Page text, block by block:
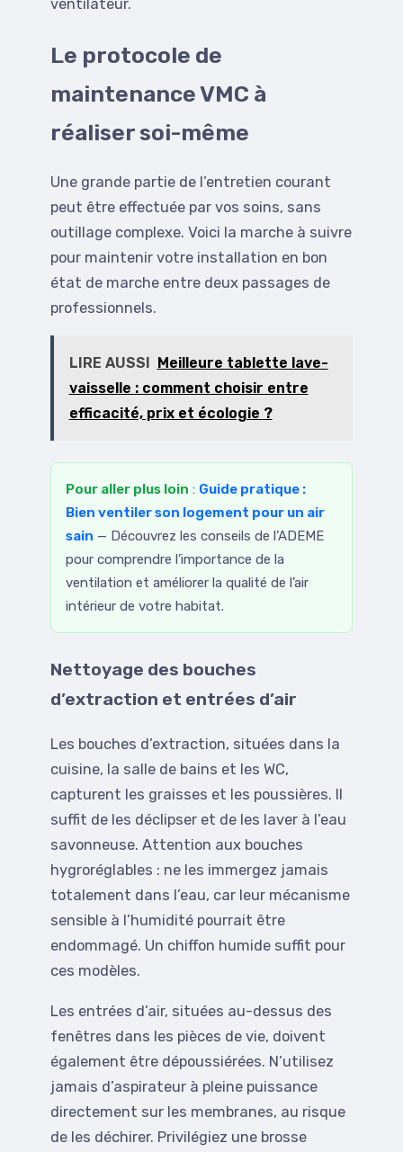
ventilateur.
Le protocole de
maintenance VMC à
réaliser soi-même
Une grande partie de l’entretien courant
peut être effectuée par vos soins, sans
outillage complexe. Voici la marche à suivre
pour maintenir votre installation en bon
état de marche entre deux passages de
professionnels.
LIRE AUSSI Meilleure tablette lave-
vaisselle : comment choisir entre
efficacité, prix et écologie ?
Pour aller plus loin : Guide pratique :
Bien ventiler son logement pour un air
sain — Découvrez les conseils de l’ADEME
pour comprendre l’importance de la
ventilation et améliorer la qualité de l’air
intérieur de votre habitat.
Nettoyage des bouches
d’extraction et entrées d’air
Les bouches d’extraction, situées dans la
cuisine, la salle de bains et les WC,
capturent les graisses et les poussières. Il
suffit de les déclipser et de les laver à l’eau
savonneuse. Attention aux bouches
hygroréglables : ne les immergez jamais
totalement dans l’eau, car leur mécanisme
sensible à l’humidité pourrait être
endommagé. Un chiffon humide suffit pour
ces modèles.
Les entrées d’air, situées au-dessus des
fenêtres dans les pièces de vie, doivent
également être dépoussiérées. N’utilisez
jamais d’aspirateur à pleine puissance
directement sur les membranes, au risque
de les déchirer. Privilégiez une brosse